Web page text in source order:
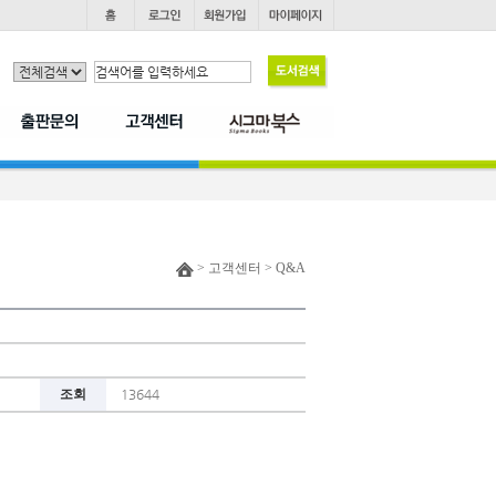
> 고객센터 > Q&A
조회 13644